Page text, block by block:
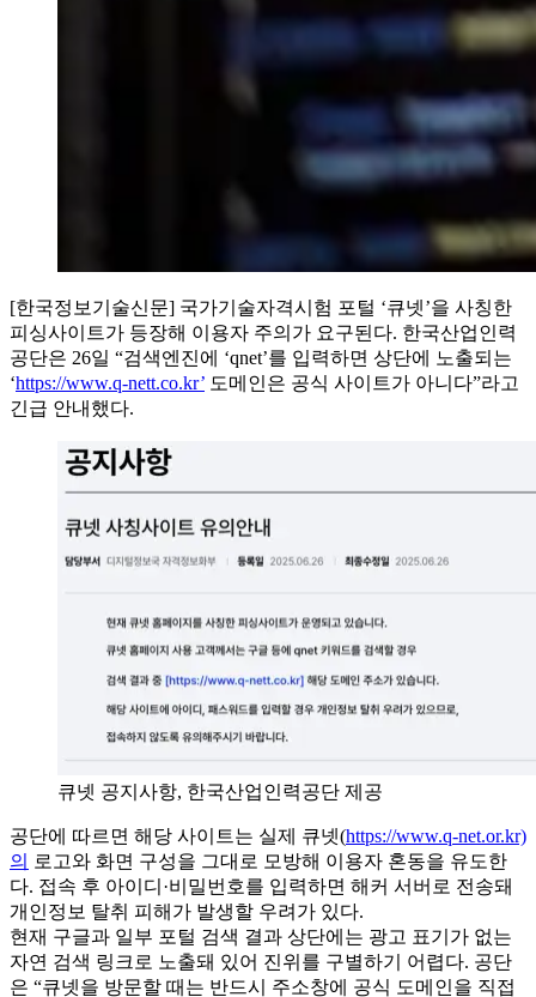
[한국정보기술신문] 국가기술자격시험 포털 ‘큐넷’을 사칭한
피싱사이트가 등장해 이용자 주의가 요구된다. 한국산업인력
공단은 26일 “검색엔진에 ‘qnet’를 입력하면 상단에 노출되는
‘https://www.q-nett.co.kr’ 도메인은 공식 사이트가 아니다”라고
긴급 안내했다.
큐넷 공지사항, 한국산업인력공단 제공
공단에 따르면 해당 사이트는 실제 큐넷(https://www.q-net.or.kr)
의 로고와 화면 구성을 그대로 모방해 이용자 혼동을 유도한
다. 접속 후 아이디·비밀번호를 입력하면 해커 서버로 전송돼
개인정보 탈취 피해가 발생할 우려가 있다.
현재 구글과 일부 포털 검색 결과 상단에는 광고 표기가 없는
자연 검색 링크로 노출돼 있어 진위를 구별하기 어렵다. 공단
은 “큐넷을 방문할 때는 반드시 주소창에 공식 도메인을 직접